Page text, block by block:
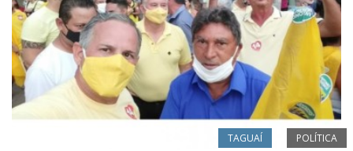
TAGUAÍ POLÍTICA